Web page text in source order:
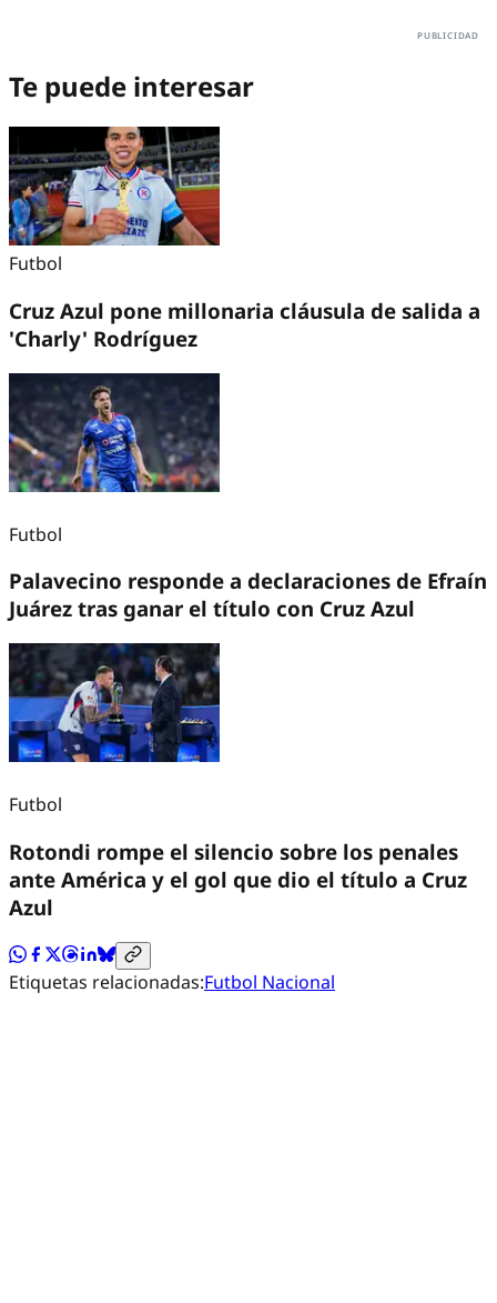
Te puede interesar
Futbol
Cruz Azul pone millonaria cláusula de salida a
'Charly' Rodríguez
Futbol
Palavecino responde a declaraciones de Efraín
Juárez tras ganar el título con Cruz Azul
Futbol
Rotondi rompe el silencio sobre los penales
ante América y el gol que dio el título a Cruz
Azul
Etiquetas relacionadas:Futbol Nacional